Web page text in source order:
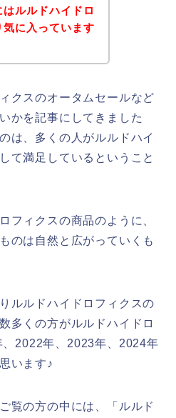
ルルドハイドロ
に入っています
クスのオータムセールなど
かを記事にしてきました
は、多くの人がルルドハイ
て満足しているということ
フィクスの商品のように、
のは自然と広がっていくも
ルルドハイドロフィクスの
多くの方がルルドハイドロ
2022年、2023年、2024年
います♪
覧の方の中には、「ルルド